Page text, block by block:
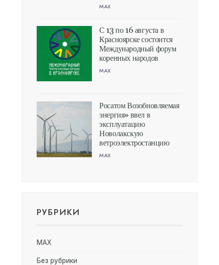
MAX
С 13 по 16 августа в
Красноярске состоится
Международный форум
коренных народов
MAX
Росатом Возобновляемая
энергия» ввел в
эксплуатацию
Новолакскую
ветроэлектростанцию
MAX
РУБРИКИ
MAX
Без рубрики